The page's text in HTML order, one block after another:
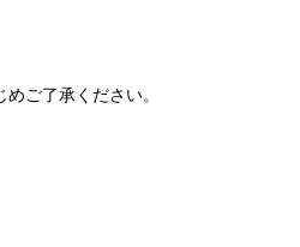
ご了承ください。